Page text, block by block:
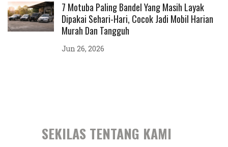
7 Motuba Paling Bandel Yang Masih Layak
Dipakai Sehari-Hari, Cocok Jadi Mobil Harian
Murah Dan Tangguh
Jun 26, 2026
SEKILAS TENTANG KAMI